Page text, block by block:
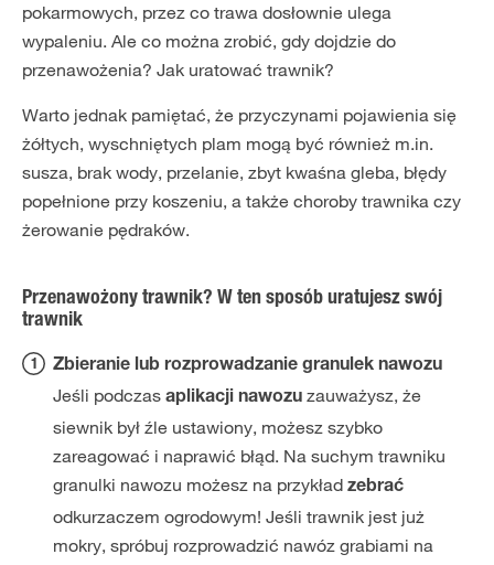
pokarmowych, przez co trawa dosłownie ulega
wypaleniu. Ale co można zrobić, gdy dojdzie do
przenawożenia? Jak uratować trawnik?
Warto jednak pamiętać, że przyczynami pojawienia się
żółtych, wyschniętych plam mogą być również m.in.
susza, brak wody, przelanie, zbyt kwaśna gleba, błędy
popełnione przy koszeniu, a także choroby trawnika czy
żerowanie pędraków.
Przenawożony trawnik? W ten sposób uratujesz swój
trawnik
Zbieranie lub rozprowadzanie granulek nawozu
Jeśli podczas aplikacji nawozu zauważysz, że
siewnik był źle ustawiony, możesz szybko
zareagować i naprawić błąd. Na suchym trawniku
granulki nawozu możesz na przykład zebrać
odkurzaczem ogrodowym! Jeśli trawnik jest już
mokry, spróbuj rozprowadzić nawóz grabiami na